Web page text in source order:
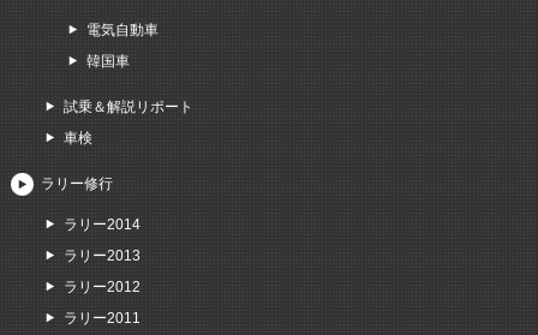
電気自動車
韓国車
試乗＆解説リポート
車検
ラリー修行
ラリー2014
ラリー2013
ラリー2012
ラリー2011